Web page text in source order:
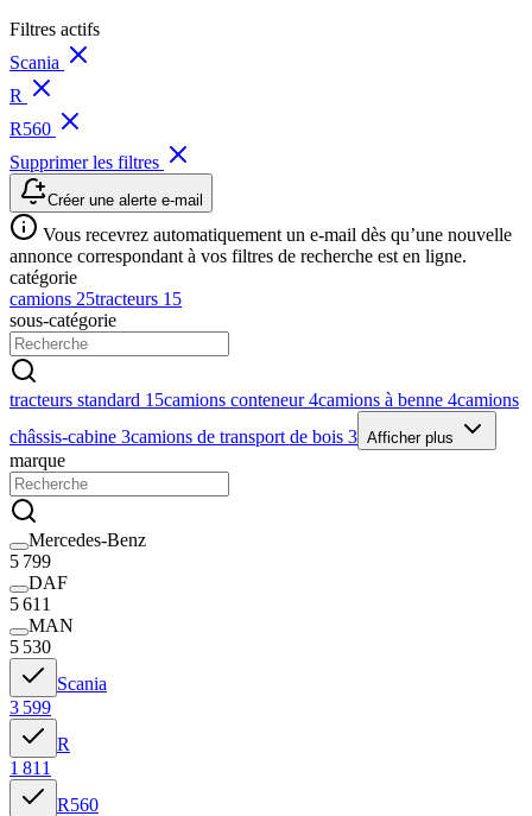
Filtres actifs
Scania
R
R560
Supprimer les filtres
Créer une alerte e-mail
Vous recevrez automatiquement un e-mail dès qu’une nouvelle
annonce correspondant à vos filtres de recherche est en ligne.
catégorie
camions 25tracteurs 15
sous-catégorie
tracteurs standard 15camions conteneur4camions à benne 4camions
châssis-cabine 3camions de transport de bois 3 Afficher plus
marque
Mercedes-Benz
5 799
DAF
5 611
MAN
5 530
Scania
3 599
R
1 811
R560